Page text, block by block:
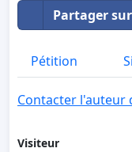
Partager
Pétition
Contacter l'auteur
Visiteur